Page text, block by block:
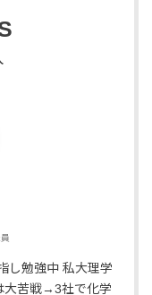
し勉強中 私大理学
大苦戦→3社で化学